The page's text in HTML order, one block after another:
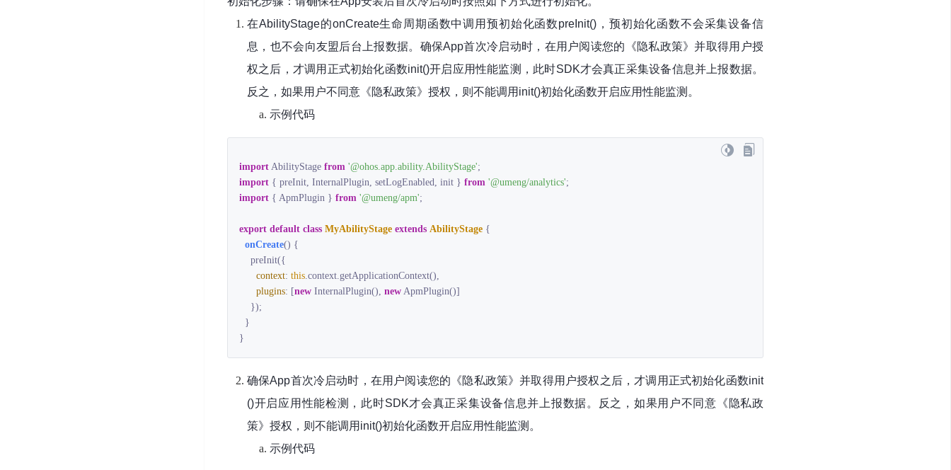
在AbilityStage的onCreate生命周期函数中调用预初始化函数preInit()，预初始化函数不会采集设备信
息，也不会向友盟后台上报数据。确保App首次冷启动时，在用户阅读您的《隐私政策》并取得用户授
权之后，才调用正式初始化函数init()开启应用性能监测，此时SDK才会真正采集设备信息并上报数据。
反之，如果用户不同意《隐私政策》授权，则不能调用init()初始化函数开启应用性能监测。
示例代码
import AbilityStage from '@ohos.app.ability.AbilityStage'
import { preInit, InternalPlugin, setLogEnabled, init } from '@umeng/analytics'
import { ApmPlugin } from '@umeng/apm';
export default class MyAbilityStage extends AbilityStage {
onCreate() {
context: this.context.getApplicationContext(),
plugins: [new InternalPlugin(), new ApmPlugin()]
}
确保App首次冷启动时，在用户阅读您的《隐私政策》并取得用户授权之后，才调用正式初始化函数init
()开启应用性能检测，此时SDK才会真正采集设备信息并上报数据。反之，如果用户不同意《隐私政
策》授权，则不能调用init()初始化函数开启应用性能监测。
示例代码